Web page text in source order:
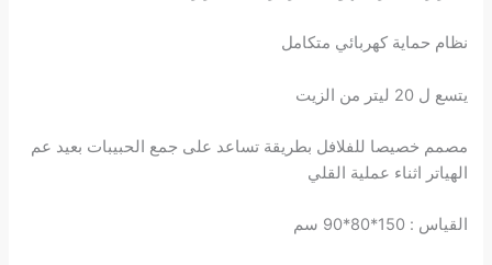
نظام حماية كهربائي متكامل
يتسع ل 20 ليتر من الزيت
مصمم خصيصا للفلافل بطريقة تساعد على جمع الحبيبات بعيد عم
الهياتر اثناء عملية القلي
القياس : 150*80*90 سم